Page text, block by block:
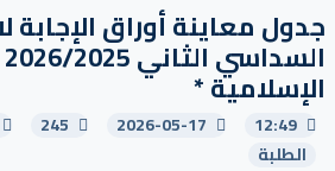
جدول معاينة أوراق الإجابة
الإسلامية *
12:49
2026-05-17
245
الطلبة